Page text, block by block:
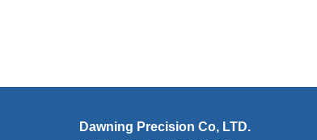
Dawning Precision Co, LTD.